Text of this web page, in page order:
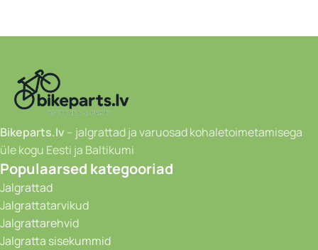
Bikeparts.lv – jalgrattad ja varuosad kohaletoimetamisega
üle kogu Eesti ja Baltikumi
Populaarsed kategooriad
Jalgrattad
Jalgrattatarvikud
Jalgrattarehvid
Jalgratta sisekummid